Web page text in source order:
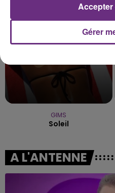
GIMS
Soleil
A L'ANTENNE
Gérer
Accepter